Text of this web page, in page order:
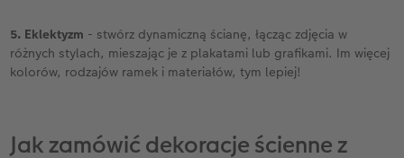
5. Eklektyzm - stwórz dynamiczną ścianę, łącząc zdjęcia w
różnych stylach, mieszając je z plakatami lub grafikami. Im więcej
kolorów, rodzajów ramek i materiałów, tym lepiej!
Jak zamówić dekoracje ścienne z